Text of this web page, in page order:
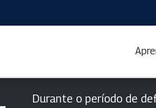
Durante o período de